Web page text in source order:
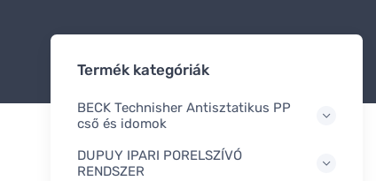
Termék kategóriák
BECK Technisher Antisztatikus PP
cső és idomok
DUPUY IPARI PORELSZÍVÓ
RENDSZER